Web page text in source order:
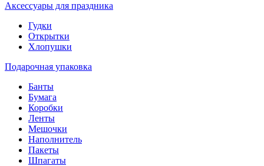
Аксессуары для праздника
Гудки
Открытки
Хлопушки
Подарочная упаковка
Банты
Бумага
Коробки
Ленты
Мешочки
Наполнитель
Пакеты
Шпагаты